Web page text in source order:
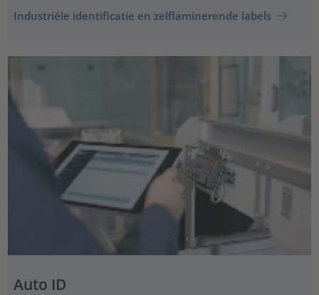
Industriële identificatie en zelflaminerende labels
Auto ID